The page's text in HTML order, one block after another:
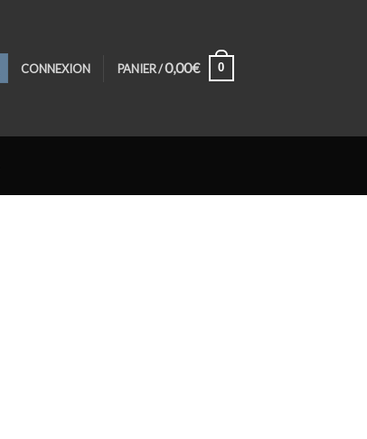
CONNEXION PANIER /0,00€ 0